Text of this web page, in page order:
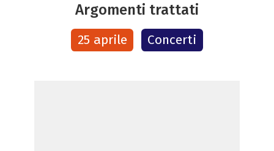
Argomenti trattati
25 aprile Concerti